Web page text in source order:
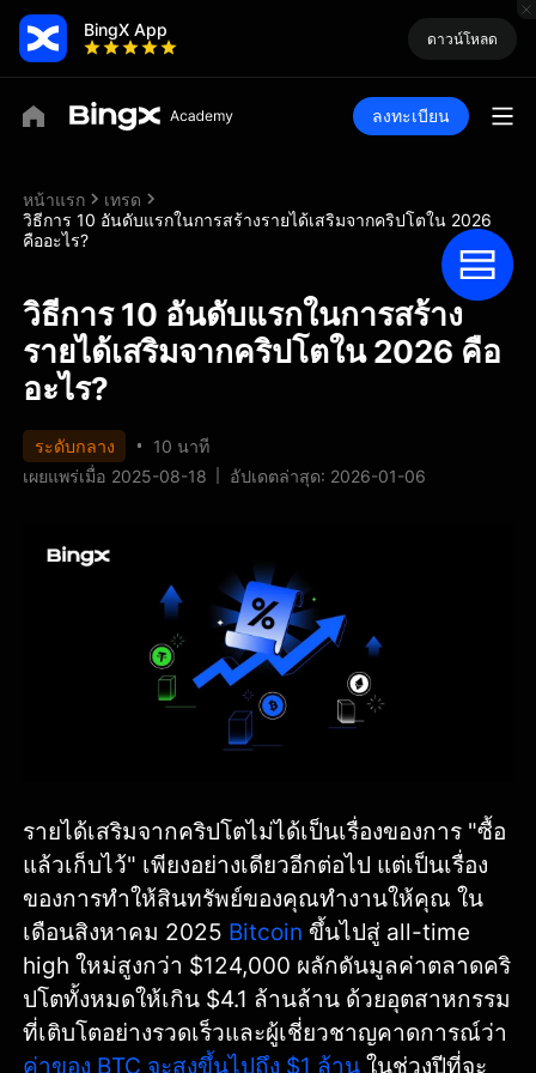
BingX App ดาวน์โหลด
ลงทะเบียน
หน้าแรก
เทรด
วิธีการ 10 อันดับแรกในการสร้างรายได้เสริมจากคริปโตใน 2026
คืออะไร?
วิธีการ 10 อันดับแรกในการสร้าง
รายได้เสริมจากคริปโตใน 2026 คือ
อะไร?
ระดับกลาง
10 นาที
เผยแพร่เมื่อ 2025-08-18
อัปเดตล่าสุด: 2026-01-06
รายได้เสริมจากคริปโตไม่ได้เป็นเรื่องของการ "ซื้อ
แล้วเก็บไว้" เพียงอย่างเดียวอีกต่อไป แต่เป็นเรื่อง
ของการทำให้สินทรัพย์ของคุณทำงานให้คุณ ใน
เดือนสิงหาคม 2025 Bitcoin ขึ้นไปสู่ all-time
high ใหม่สูงกว่า $124,000 ผลักดันมูลค่าตลาดคริ
ปโตทั้งหมดให้เกิน $4.1 ล้านล้าน ด้วยอุตสาหกรรม
ที่เติบโตอย่างรวดเร็วและผู้เชี่ยวชาญคาดการณ์ว่า
ค่าของ BTC จะสูงขึ้นไปถึง $1 ล้าน ในช่วงปีที่จะ